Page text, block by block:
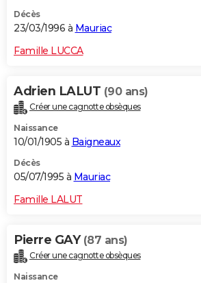
Décès
23/03/1996 à Mauriac
Famille LUCCA
Adrien LALUT (90 ans)
Créer une cagnotte obsèques
Naissance
10/01/1905 à Baigneaux
Décès
05/07/1995 à Mauriac
Famille LALUT
Pierre GAY (87 ans)
Créer une cagnotte obsèques
Naissance